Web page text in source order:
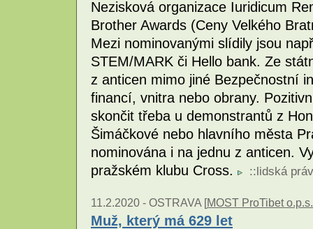
Nezisková organizace Iuridicum
Brother Awards (Ceny Velkého
Mezi nominovanými slídily jsou
STEM/MARK či Hello bank. Ze
z anticen mimo jiné Bezpečnostní
financí, vnitra nebo obrany.
skončit třeba u demonstrantů z
Šimáčkové nebo hlavního města
nominována i na jednu z anticen.
pražském klubu Cross.
::lidská
11.2.2020 - OSTRAVA [MOST ProTibet o.p.s.
Muž, který má 629 let